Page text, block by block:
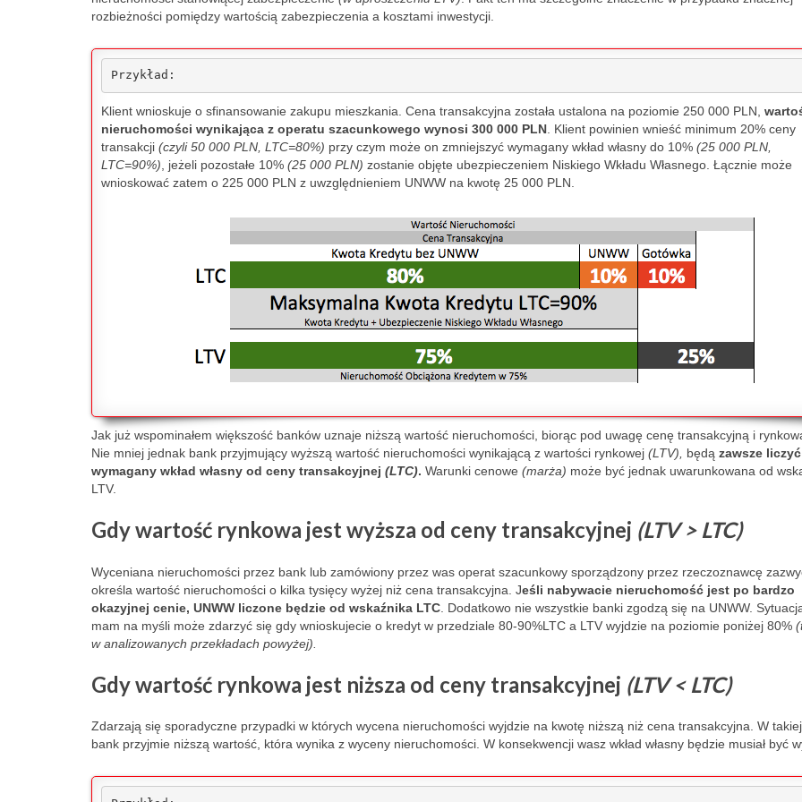
rozbieżności pomiędzy wartością zabezpieczenia a kosztami inwestycji.
Przykład:
Klient wnioskuje o sfinansowanie zakupu mieszkania. Cena transakcyjna została ustalona na poziomie 250 000 PLN,
nieruchomości wynikająca z operatu szacunkowego wynosi 300 000 PLN . Klient powinien wnieść minimum 20% ceny
transakcji (czyli 50 000 PLN, LTC=80%) przy czym może on zmniejszyć wymagany wkład własny do 10% (25 000 PLN,
LTC=90%) , jeżeli pozostałe 10% (25 000 PLN) zostanie objęte ubezpieczeniem Niskiego Wkładu Własnego. Łącznie może
wnioskować zatem o 225 000 PLN z uwzględnieniem UNWW na kwotę 25 000 PLN.
Jak już wspominałem większość banków uznaje niższą wartość nieruchomości, biorąc pod uwagę cenę transakcyjną i
Nie mniej jednak bank przyjmujący wyższą wartość nieruchomości wynikającą z wartości rynkowej (LTV), będą zawsze liczyć
wymagany wkład własny od ceny transakcyjnej (LTC). Warunki cenowe (marża) może być jednak uwarunkowana od
LTV.
Gdy wartość rynkowa jest wyższa od ceny transakcyjnej (LTV > LTC)
Wyceniana nieruchomości przez bank lub zamówiony przez was operat szacunkowy sporządzony przez rzeczoznawcę
określa wartość nieruchomości o kilka tysięcy wyżej niż cena transakcyjna. Jeśli nabywacie nieruchomość jest po bardzo
okazyjnej cenie, UNWW liczone będzie od wskaźnika LTC . Dodatkowo nie wszystkie banki zgodzą się na UNWW.
mam na myśli może zdarzyć się gdy wnioskujecie o kredyt w przedziale 80-90%LTC a LTV wyjdzie na poziomie poniżej 80%
w analizowanych przekładach powyżej).
Gdy wartość rynkowa jest niższa od ceny transakcyjnej (LTV < LTC)
Zdarzają się sporadyczne przypadki w których wycena nieruchomości wyjdzie na kwotę niższą niż cena transakcyjna. W
bank przyjmie niższą wartość, która wynika z wyceny nieruchomości. W konsekwencji wasz wkład własny będzie musiał być
Verde...it's high time for
owner of the apartment,
can easily be verified in
the publicly available land
and mortgage registers,
which I did, of course.